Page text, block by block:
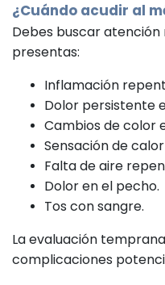
¿Cuándo acudir al
Debes buscar
presentas:
Inflamación
Dolor persistente
Cambios de color
Sensación de
Falta de aire
Dolor en el pecho.
Tos con sangre.
La evaluación
complicaciones